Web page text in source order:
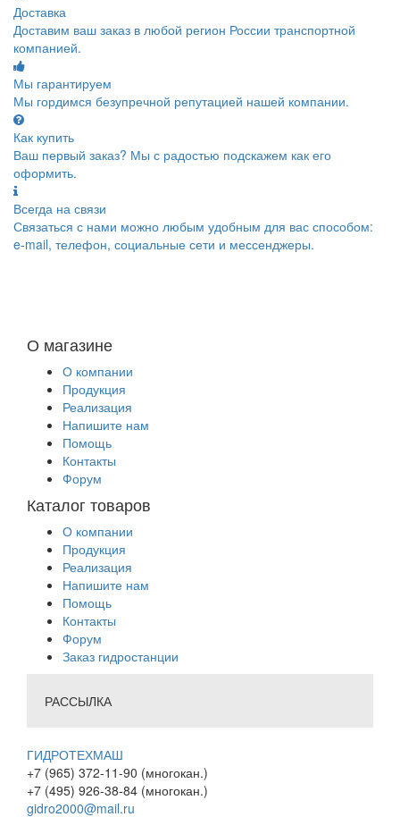
Доставка
Доставим ваш заказ в любой регион России транспортной
компанией.
Мы гарантируем
Мы гордимся безупречной репутацией нашей компании.
Как купить
Ваш первый заказ? Мы с радостью подскажем как его
оформить.
Всегда на связи
Связаться с нами можно любым удобным для вас способом:
e-mail, телефон, социальные сети и мессенджеры.
О магазине
О компании
Продукция
Реализация
Напишите нам
Помощь
Контакты
Форум
Каталог товаров
О компании
Продукция
Реализация
Напишите нам
Помощь
Контакты
Форум
Заказ гидростанции
РАССЫЛКА
ГИДРОТЕХМАШ
+7 (965) 372-11-90 (многокан.)
+7 (495) 926-38-84 (многокан.)
gidro2000@mail.ru